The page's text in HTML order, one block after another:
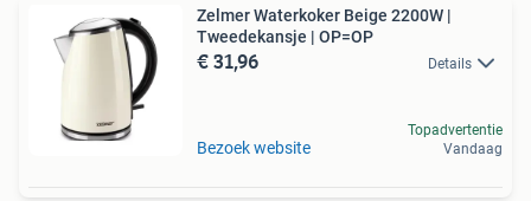
Zelmer Waterkoker Beige 2200W |
Tweedekansje | OP=OP
€ 31,96 Details
Bezoek website
Topadvertentie
Vandaag